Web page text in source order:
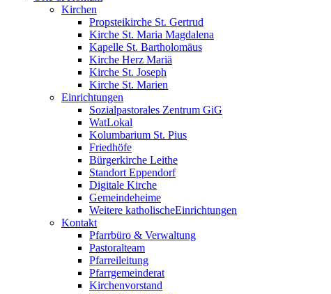
Kirchen
Propsteikirche St. Gertrud
Kirche St. Maria Magdalena
Kapelle St. Bartholomäus
Kirche Herz Mariä
Kirche St. Joseph
Kirche St. Marien
Einrichtungen
Sozialpastorales Zentrum GiG
WatLokal
Kolumbarium St. Pius
Friedhöfe
Bürgerkirche Leithe
Standort Eppendorf
Digitale Kirche
Gemeindeheime
Weitere katholische­­Einrichtungen
Kontakt
Pfarrbüro & Verwaltung
Pastoralteam
Pfarreileitung
Pfarrgemeinderat
Kirchenvorstand